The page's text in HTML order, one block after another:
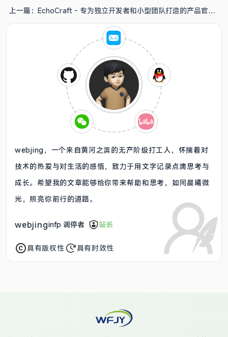
上一篇： EchoCraft - 专为独立开发者和小型团队打造的产品官网
webjing，一个来自黄河之滨的无产阶级打工人，怀揣着对
技术的热爱与对生活的感悟，致力于用文字记录点滴思考与
成长。希望我的文章能够给你带来帮助和思考，如同晨曦微
光，照亮你前行的道路。
webjinginfp 调停者 站长
具有版权性 具有时效性